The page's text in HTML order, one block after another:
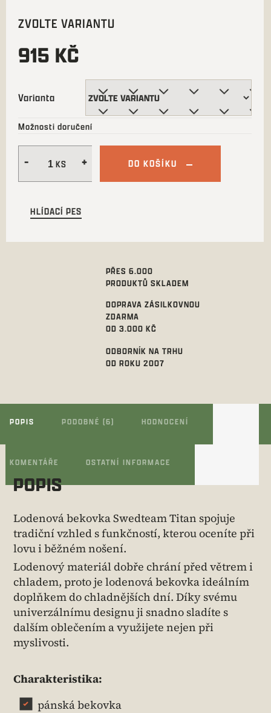
ZVOLTE VARIANTU
915 KČ
Varianta
Možnosti doručení
DO KOŠÍKU
HLÍDACÍ PES
PŘES 6.000
PRODUKTŮ SKLADEM
DOPRAVA ZÁSILKOVNOU
ZDARMA
OD 3.000 KČ
ODBORNÍK NA TRHU
OD ROKU 2007
POPIS PODOBNÉ (6) HODNOCENÍ
KOMENTÁŘE OSTATNÍ INFORMACE
POPIS
Lodenová bekovka Swedteam Titan spojuje
tradiční vzhled s funkčností, kterou oceníte při
lovu i běžném nošení.
Lodenový materiál dobře chrání před větrem i
chladem, proto je lodenová bekovka ideálním
doplňkem do chladnějších dní. Díky svému
univerzálnímu designu ji snadno sladíte s
dalším oblečením a využijete nejen při
myslivosti.
Charakteristika:
pánská bekovka